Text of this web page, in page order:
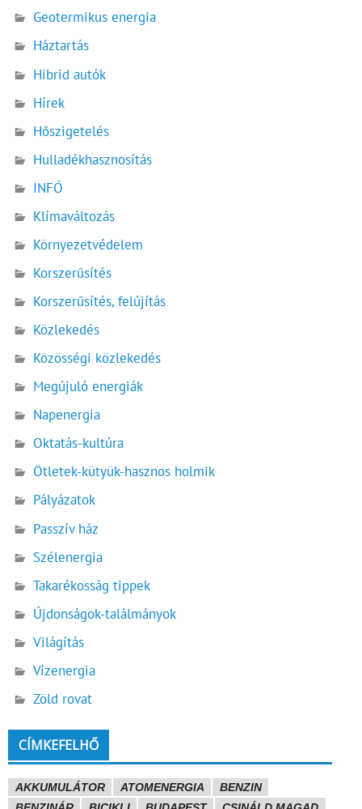
Geotermikus energia
Háztartás
Hibrid autók
Hírek
Hőszigetelés
Hulladékhasznosítás
INFÓ
Klímaváltozás
Környezetvédelem
Korszerűsítés
Korszerűsítés, felújítás
Közlekedés
Közösségi közlekedés
Megújuló energiák
Napenergia
Oktatás-kultúra
Ötletek-kütyük-hasznos holmik
Pályázatok
Passzív ház
Szélenergia
Takarékosság tippek
Újdonságok-találmányok
Világítás
Vízenergia
Zöld rovat
CÍMKEFELHŐ
AKKUMULÁTOR ATOMENERGIA
BENZIN